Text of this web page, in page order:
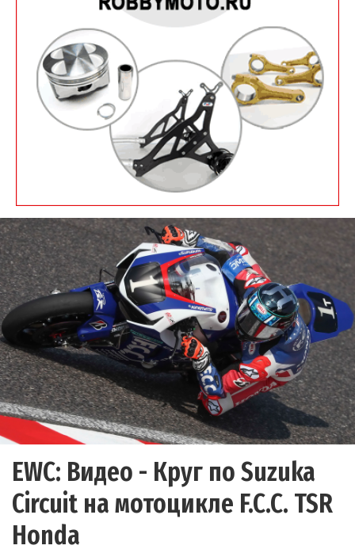
EWC: Видео - Круг по Suzuka
Circuit на мотоцикле F.C.C. TSR
Honda